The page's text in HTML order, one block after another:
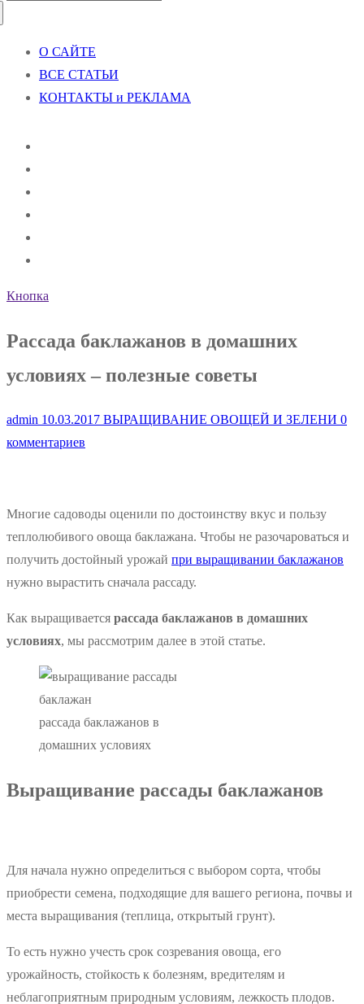
О САЙТЕ
ВСЕ СТАТЬИ
КОНТАКТЫ и РЕКЛАМА
Кнопка
Рассада баклажанов в домашних
условиях – полезные советы
admin 10.03.2017 ВЫРАЩИВАНИЕ ОВОЩЕЙ И ЗЕЛЕНИ 0
комментариев
Многие садоводы оценили по достоинству вкус и пользу
теплолюбивого овоща баклажана. Чтобы не разочароваться и
получить достойный урожай при выращивании баклажанов
нужно вырастить сначала рассаду.
Как выращивается рассада баклажанов в домашних
условиях, мы рассмотрим далее в этой статье.
рассада баклажанов в
домашних условиях
Выращивание рассады баклажанов
Для начала нужно определиться с выбором сорта, чтобы
приобрести семена, подходящие для вашего региона, почвы и
места выращивания (теплица, открытый грунт).
То есть нужно учесть срок созревания овоща, его
урожайность, стойкость к болезням, вредителям и
неблагоприятным природным условиям, лежкость плодов.